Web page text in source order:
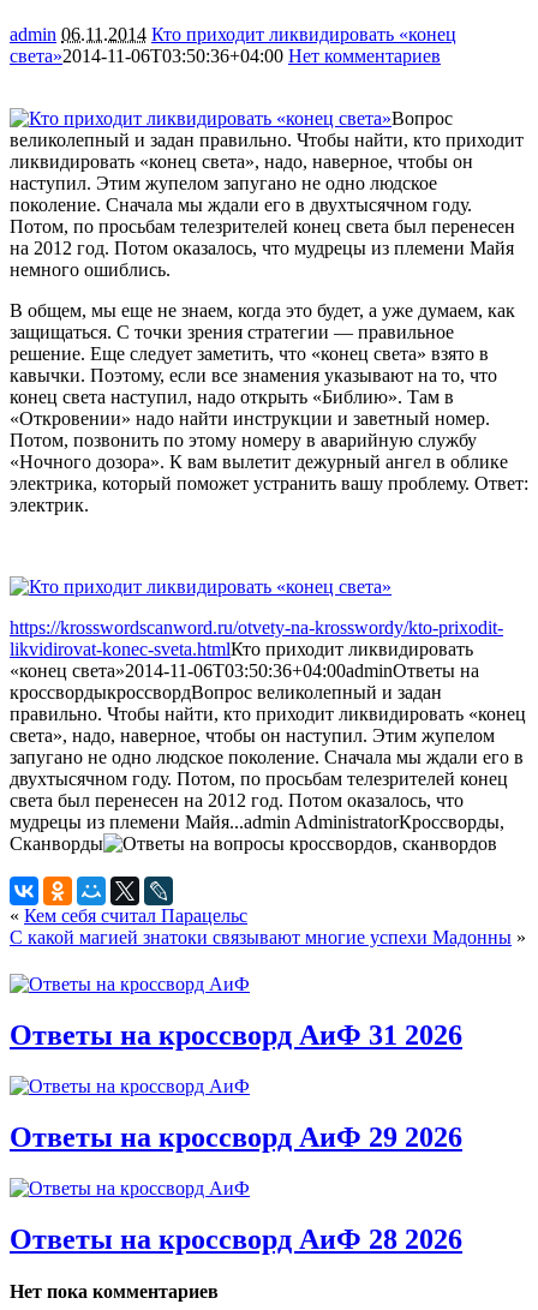
admin 06.11.2014 Кто приходит ликвидировать «конец
света»2014-11-06T03:50:36+04:00 Нет комментариев
Вопрос
великолепный и задан правильно. Чтобы найти, кто приходит
ликвидировать «конец света», надо, наверное, чтобы он
наступил. Этим жупелом запугано не одно людское
поколение. Сначала мы ждали его в двухтысячном году.
Потом, по просьбам телезрителей конец света был перенесен
на 2012 год. Потом оказалось, что мудрецы из племени Майя
немного ошиблись.
В общем, мы еще не знаем, когда это будет, а уже думаем, как
защищаться. С точки зрения стратегии — правильное
решение. Еще следует заметить, что «конец света» взято в
кавычки. Поэтому, если все знамения указывают на то, что
конец света наступил, надо открыть «Библию». Там в
«Откровении» надо найти инструкции и заветный номер.
Потом, позвонить по этому номеру в аварийную службу
«Ночного дозора». К вам вылетит дежурный ангел в облике
электрика, который поможет устранить вашу проблему. Ответ:
электрик.
https://krosswordscanword.ru/otvety-na-krosswordy/kto-prixodit-
likvidirovat-konec-sveta.htmlКто приходит ликвидировать
«конец света»2014-11-06T03:50:36+04:00adminОтветы на
кроссвордыкроссвордВопрос великолепный и задан
правильно. Чтобы найти, кто приходит ликвидировать «конец
света», надо, наверное, чтобы он наступил. Этим жупелом
запугано не одно людское поколение. Сначала мы ждали его в
двухтысячном году. Потом, по просьбам телезрителей конец
света был перенесен на 2012 год. Потом оказалось, что
мудрецы из племени Майя...admin AdministratorКроссворды,
Сканворды
« Кем себя считал Парацельс
С какой магией знатоки связывают многие успехи Мадонны »
Ответы на кроссворд АиФ 31 2026
Ответы на кроссворд АиФ 29 2026
Ответы на кроссворд АиФ 28 2026
Нет пока комментариев